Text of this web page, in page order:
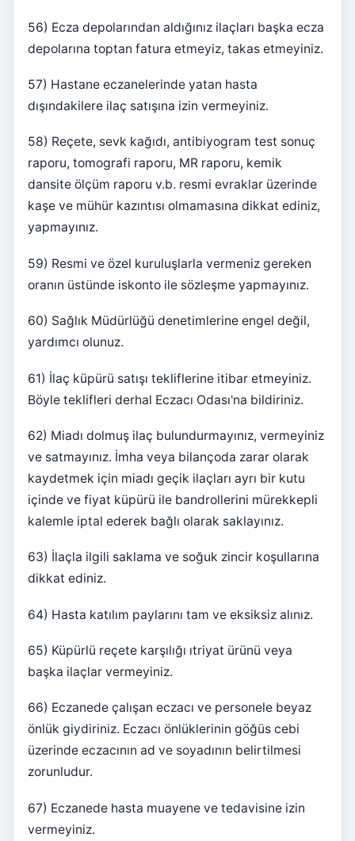
56) Ecza depolarından aldığınız ilaçları başka ecza
depolarına toptan fatura etmeyiz, takas etmeyiniz.
57) Hastane eczanelerinde yatan hasta
dışındakilere ilaç satışına izin vermeyiniz.
58) Reçete, sevk kağıdı, antibiyogram test sonuç
raporu, tomografi raporu, MR raporu, kemik
dansite ölçüm raporu v.b. resmi evraklar üzerinde
kaşe ve mühür kazıntısı olmamasına dikkat ediniz,
yapmayınız.
59) Resmi ve özel kuruluşlarla vermeniz gereken
oranın üstünde iskonto ile sözleşme yapmayınız.
60) Sağlık Müdürlüğü denetimlerine engel değil,
yardımcı olunuz.
61) İlaç küpürü satışı tekliflerine itibar etmeyiniz.
Böyle teklifleri derhal Eczacı Odası'na bildiriniz.
62) Miadı dolmuş ilaç bulundurmayınız, vermeyiniz
ve satmayınız. İmha veya bilançoda zarar olarak
kaydetmek için miadı geçik ilaçları ayrı bir kutu
içinde ve fiyat küpürü ile bandrollerini mürekkepli
kalemle iptal ederek bağlı olarak saklayınız.
63) İlaçla ilgili saklama ve soğuk zincir koşullarına
dikkat ediniz.
64) Hasta katılım paylarını tam ve eksiksiz alınız.
65) Küpürlü reçete karşılığı ıtriyat ürünü veya
başka ilaçlar vermeyiniz.
66) Eczanede çalışan eczacı ve personele beyaz
önlük giydiriniz. Eczacı önlüklerinin göğüs cebi
üzerinde eczacının ad ve soyadının belirtilmesi
zorunludur.
67) Eczanede hasta muayene ve tedavisine izin
vermeyiniz.